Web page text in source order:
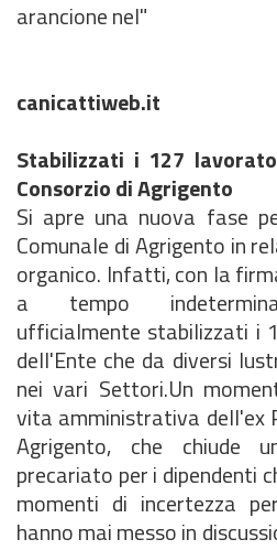
arancione nel"
canicattiweb.it
Stabilizzati i 127
Consorzio di Agrigento
Si apre una nuova fase
Comunale di Agrigento in
organico. Infatti, con la
a tempo
ufficialmente stabilizzati i
dell'Ente che da diversi
nei vari Settori.Un
vita amministrativa dell'ex
Agrigento, che chiude
precariato per i dipendenti
momenti di incertezza
hanno mai messo in